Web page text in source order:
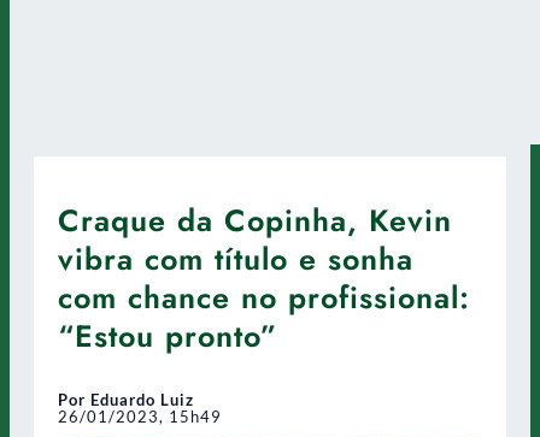
Craque da Copinha, Kevin
vibra com título e sonha
com chance no profissional:
“Estou pronto”
Por Eduardo Luiz
26/01/2023, 15h49